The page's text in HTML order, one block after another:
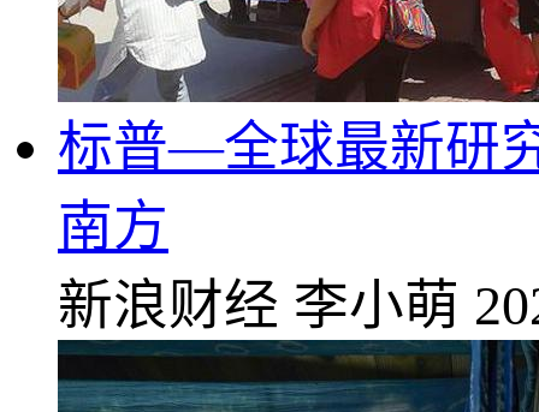
标普—全球最新研
南方
新浪财经 李小萌